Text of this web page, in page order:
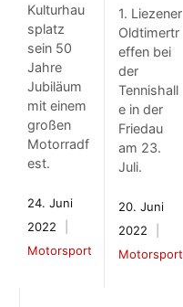
Kulturhau
splatz
sein 50
Jahre
Jubiläum
mit einem
großen
Motorradf
est.
24. Juni
2022
Motorsport
1. Liezener
Oldtimertr
effen bei
der
Tennishall
e in der
Friedau
am 23.
Juli.
20. Juni
2022
Motorsport